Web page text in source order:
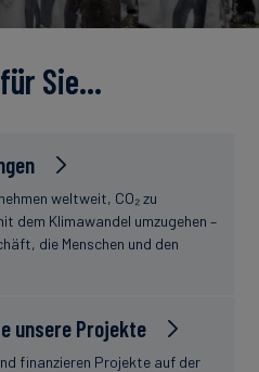
Sie…
weltweit, CO₂ zu
dem Klimawandel umzugehen –
die Menschen und den
unsere Projekte
finanzieren Projekte auf der